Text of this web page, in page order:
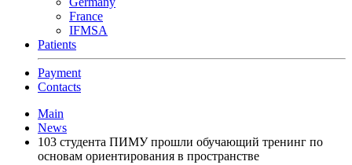
France
IFMSA
Patients
Payment
Contacts
Main
News
103 студента ПИМУ прошли обучающий тренинг по
основам ориентирования в пространстве